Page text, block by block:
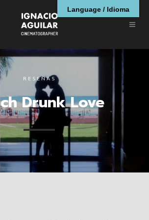
RESEÑAS
Drunk Love
Language / Idioma